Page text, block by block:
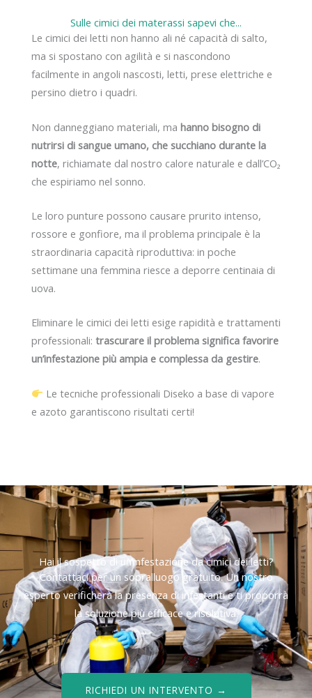
Sulle cimici dei materassi sapevi che...
Le cimici dei letti non hanno ali né capacità di salto,
ma si spostano con agilità e si nascondono
facilmente in angoli nascosti, letti, prese elettriche e
persino dietro i quadri.
Non danneggiano materiali, ma hanno bisogno di
nutrirsi di sangue umano, che succhiano durante la
notte, richiamate dal nostro calore naturale e dall’CO₂
che espiriamo nel sonno.
Le loro punture possono causare prurito intenso,
rossore e gonfiore, ma il problema principale è la
straordinaria capacità riproduttiva: in poche
settimane una femmina riesce a deporre centinaia di
uova.
Eliminare le cimici dei letti esige rapidità e trattamenti
professionali: trascurare il problema significa favorire
un’infestazione più ampia e complessa da gestire.
Le tecniche professionali Diseko a base di vapore
e azoto garantiscono risultati certi!
Hai il sospetto di un’infestazione da cimici dei letti?
Contattaci per un sopralluogo gratuito. Un nostro
esperto verificherà la presenza di infestanti e ti proporrà
la soluzione più efficace e risolutiva.
RICHIEDI UN INTERVENTO →